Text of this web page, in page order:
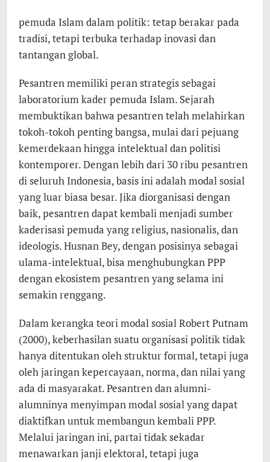
pemuda Islam dalam politik: tetap berakar pada
tradisi, tetapi terbuka terhadap inovasi dan
tantangan global.
Pesantren memiliki peran strategis sebagai
laboratorium kader pemuda Islam. Sejarah
membuktikan bahwa pesantren telah melahirkan
tokoh-tokoh penting bangsa, mulai dari pejuang
kemerdekaan hingga intelektual dan politisi
kontemporer. Dengan lebih dari 30 ribu pesantren
di seluruh Indonesia, basis ini adalah modal sosial
yang luar biasa besar. Jika diorganisasi dengan
baik, pesantren dapat kembali menjadi sumber
kaderisasi pemuda yang religius, nasionalis, dan
ideologis. Husnan Bey, dengan posisinya sebagai
ulama-intelektual, bisa menghubungkan PPP
dengan ekosistem pesantren yang selama ini
semakin renggang.
Dalam kerangka teori modal sosial Robert Putnam
(2000), keberhasilan suatu organisasi politik tidak
hanya ditentukan oleh struktur formal, tetapi juga
oleh jaringan kepercayaan, norma, dan nilai yang
ada di masyarakat. Pesantren dan alumni-
alumninya menyimpan modal sosial yang dapat
diaktifkan untuk membangun kembali PPP.
Melalui jaringan ini, partai tidak sekadar
menawarkan janji elektoral, tetapi juga